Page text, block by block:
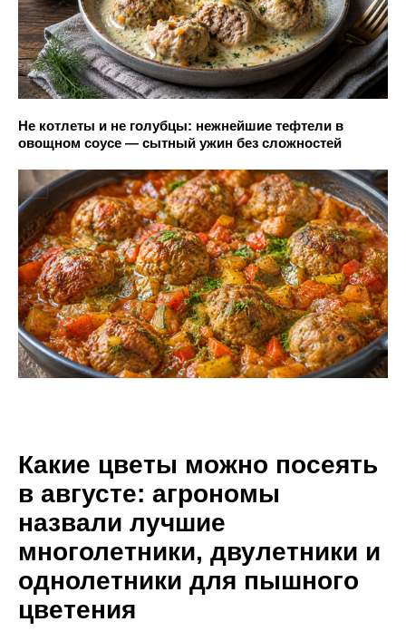
Не котлеты и не голубцы: нежнейшие тефтели в
овощном соусе — сытный ужин без сложностей
Какие цветы можно посеять
в августе: агрономы
назвали лучшие
многолетники, двулетники и
однолетники для пышного
цветения